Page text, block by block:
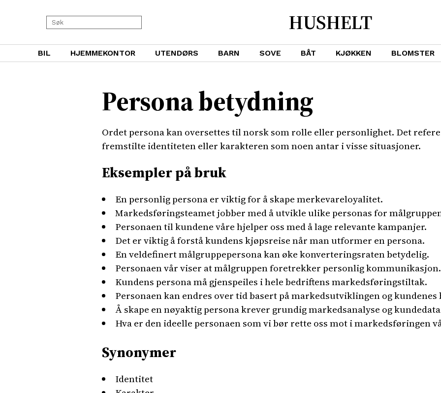
HUSHELT
BIL HJEMMEKONTOR UTENDØRS BARN SOVE BÅT KJØKKEN BLOMSTER
Persona betydning
Ordet persona kan oversettes til norsk som rolle eller personlighet. Det
fremstilte identiteten eller karakteren som noen antar i visse situasjoner.
Eksempler på bruk
En personlig persona er viktig for å skape merkevareloyalitet.
Markedsføringsteamet jobber med å utvikle ulike personas for
Personaen til kundene våre hjelper oss med å lage relevante kampanjer.
Det er viktig å forstå kundens kjøpsreise når man utformer en persona.
En veldefinert målgruppepersona kan øke konverteringsraten betydelig.
Personaen vår viser at målgruppen foretrekker personlig kommunikasjon.
Kundens persona må gjenspeiles i hele bedriftens markedsføringstiltak.
Personaen kan endres over tid basert på markedsutviklingen og kundenes
Å skape en nøyaktig persona krever grundig markedsanalyse og
Hva er den ideelle personaen som vi bør rette oss mot i markedsføringen
Synonymer
Identitet